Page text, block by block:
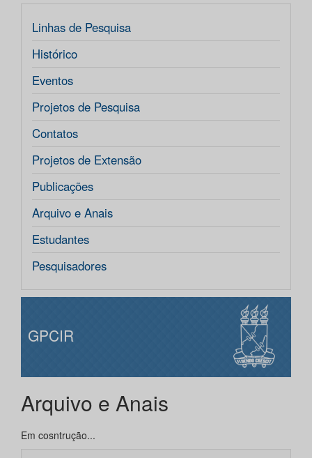
Linhas de Pesquisa
Histórico
Eventos
Projetos de Pesquisa
Contatos
Projetos de Extensão
Publicações
Arquivo e Anais
Estudantes
Pesquisadores
GPCIR
Arquivo e Anais
Em cosntrução...